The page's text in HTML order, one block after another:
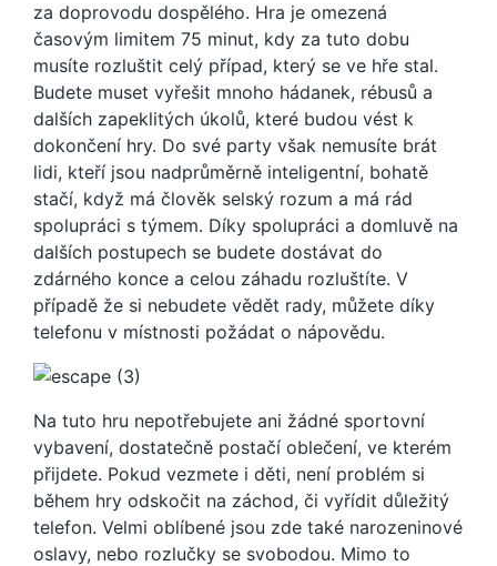
za doprovodu dospělého. Hra je omezená
časovým limitem 75 minut, kdy za tuto dobu
musíte rozluštit celý případ, který se ve hře stal.
Budete muset vyřešit mnoho hádanek, rébusů a
dalších zapeklitých úkolů, které budou vést k
dokončení hry. Do své party však nemusíte brát
lidi, kteří jsou nadprůměrně inteligentní, bohatě
stačí, když má člověk selský rozum a má rád
spolupráci s týmem. Díky spolupráci a domluvě na
dalších postupech se budete dostávat do
zdárného konce a celou záhadu rozluštíte. V
případě že si nebudete vědět rady, můžete díky
telefonu v místnosti požádat o nápovědu.
Na tuto hru nepotřebujete ani žádné sportovní
vybavení, dostatečně postačí oblečení, ve kterém
přijdete. Pokud vezmete i děti, není problém si
během hry odskočit na záchod, či vyřídit důležitý
telefon. Velmi oblíbené jsou zde také narozeninové
oslavy, nebo rozlučky se svobodou. Mimo to